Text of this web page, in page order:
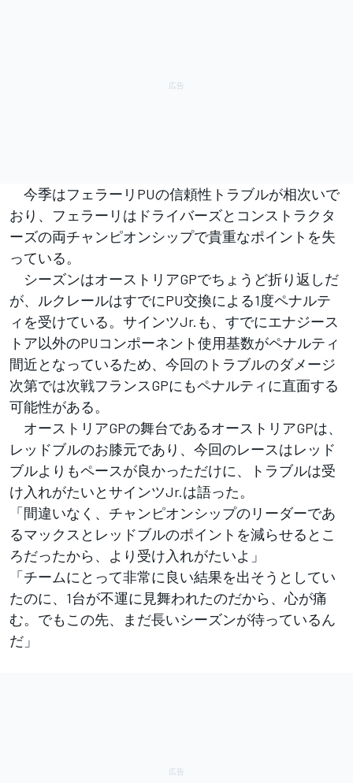
今季はフェラーリPUの信頼性トラブルが相次いで
おり、フェラーリはドライバーズとコンストラクタ
ーズの両チャンピオンシップで貴重なポイントを失
っている。
シーズンはオーストリアGPでちょうど折り返しだ
が、ルクレールはすでにPU交換による1度ペナルテ
ィを受けている。サインツJr.も、すでにエナジース
トア以外のPUコンポーネント使用基数がペナルティ
間近となっているため、今回のトラブルのダメージ
次第では次戦フランスGPにもペナルティに直面する
可能性がある。
オーストリアGPの舞台であるオーストリアGPは、
レッドブルのお膝元であり、今回のレースはレッド
ブルよりもペースが良かっただけに、トラブルは受
け入れがたいとサインツJr.は語った。
「間違いなく、チャンピオンシップのリーダーであ
るマックスとレッドブルのポイントを減らせるとこ
ろだったから、より受け入れがたいよ」
「チームにとって非常に良い結果を出そうとしてい
たのに、1台が不運に見舞われたのだから、心が痛
む。でもこの先、まだ長いシーズンが待っているん
だ」